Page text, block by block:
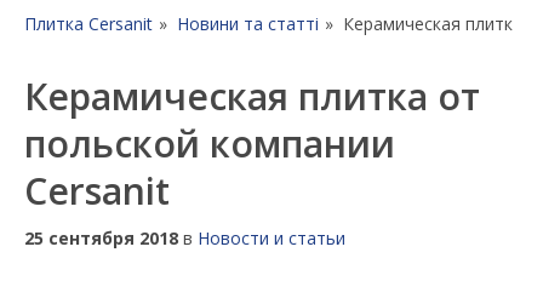
Плитка Cersanit Новини та статті Керамическая плитка
Керамическая плитка от
польской компании
Cersanit
25 сентября 2018 в Новости и статьи